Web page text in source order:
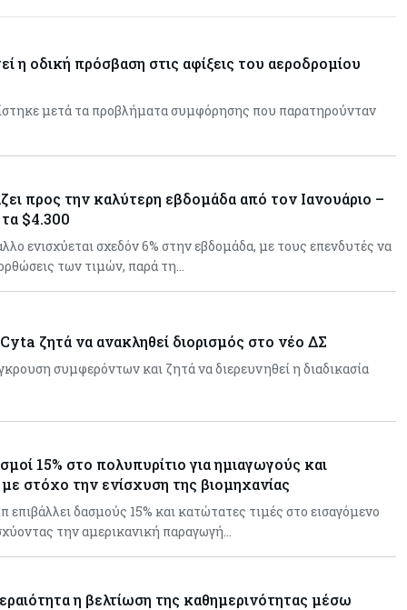
η οδική πρόσβαση στις αφίξεις του αεροδρομίου
μετά τα προβλήματα συμφόρησης που παρατηρούνταν
προς την καλύτερη εβδομάδα από τον Ιανουάριο –
$4.300
ενισχύεται σχεδόν 6% στην εβδομάδα, με τους επενδυτές να
των τιμών, παρά τη…
ζητά να ανακληθεί διορισμός στο νέο ΔΣ
συμφερόντων και ζητά να διερευνηθεί η διαδικασία
15% στο πολυπυρίτιο για ημιαγωγούς και
στόχο την ενίσχυση της βιομηχανίας
δασμούς 15% και κατώτατες τιμές στο εισαγόμενο
την αμερικανική παραγωγή…
η βελτίωση της καθημερινότητας μέσω